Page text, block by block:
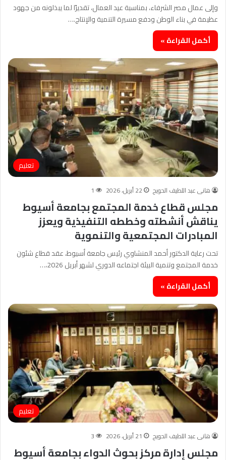
وإلى عمال مصر الشرفاء، بمناسبة عيد العمال، تقديرًا لما يبذلونه من جهود
عظيمة في بناء الوطن ودفع مسيرة التنمية والإنتاج.…
أكمل القراءة »
تعليم
هانى عبد اللطيف الحويج 22 أبريل، 2026 1
مجلس قطاع خدمة المجتمع بجامعة أسيوط
يناقش أنشطته وخططه التنفيذية ويعزز
المبادرات المجتمعية والتنموية
تحت رعاية الدكتور أحمد المنشاوي رئيس جامعة أسيوط، عقد قطاع شئون
خدمة المجتمع وتنمية البيئة اجتماعه الدوري لشهر أبريل 2026،…
أكمل القراءة »
تعليم
هانى عبد اللطيف الحويج 21 أبريل، 2026 3
مجلس إدارة مركز بحوث الدواء بجامعة أسيوط